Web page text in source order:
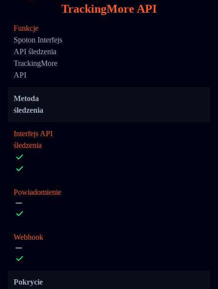
TrackingMore API
Funkcje
Spoton Interfejs
API śledzenia
TrackingMore
API
Metoda
śledzenia
Interfejs API
śledzenia
Powiadomienie
Webhook
Pokrycie